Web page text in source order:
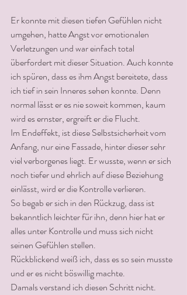
Er konnte mit diesen tiefen Gefühlen nicht
umgehen, hatte Angst vor emotionalen
Verletzungen und war einfach total
überfordert mit dieser Situation. Auch konnte
ich spüren, dass es ihm Angst bereitete, dass
ich tief in sein Inneres sehen konnte. Denn
normal lässt er es nie soweit kommen, kaum
wird es ernster, ergreift er die Flucht.
Im Endeffekt, ist diese Selbstsicherheit vom
Anfang, nur eine Fassade, hinter dieser sehr
viel verborgenes liegt. Er wusste, wenn er sich
noch tiefer und ehrlich auf diese Beziehung
einlässt, wird er die Kontrolle verlieren.
So begab er sich in den Rückzug, dass ist
bekanntlich leichter für ihn, denn hier hat er
alles unter Kontrolle und muss sich nicht
seinen Gefühlen stellen.
Rückblickend weiß ich, dass es so sein musste
und er es nicht böswillig machte.
Damals verstand ich diesen Schritt nicht.